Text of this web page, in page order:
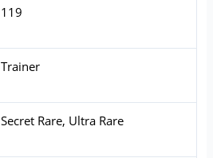
119
Trainer
Secret Rare, Ultra Rare